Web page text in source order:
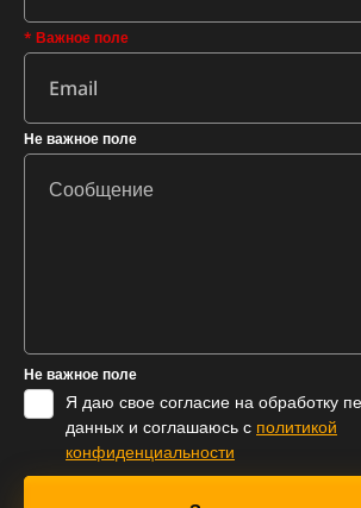
* Важное поле
Не важное поле
Не важное поле
Я даю свое согласие на обработку
данных и соглашаюсь с политикой
конфиденциальности